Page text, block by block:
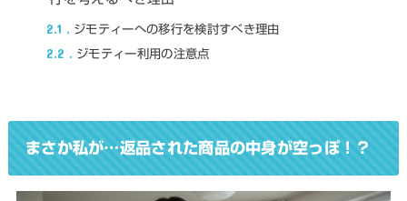
2.1 ジモティーへの移行を検討すべき理由
2.2 ジモティー利用の注意点
まさか私が…返品された商品の中身が空っぽ！？